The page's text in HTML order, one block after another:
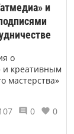
и
о
и креативным
мастерства»
0 0